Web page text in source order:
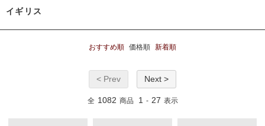
イギリス
おすすめ順 価格順 新着順
< Prev Next >
全 1082 商品 1 - 27 表示